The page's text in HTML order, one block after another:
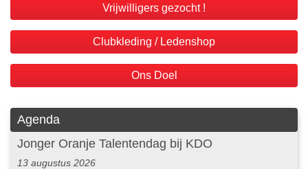
Vrijwilligers gezocht !
Clubkleding / Ledenshop
Ons Doel
Agenda
Jonger Oranje Talentendag bij KDO
13 augustus 2026